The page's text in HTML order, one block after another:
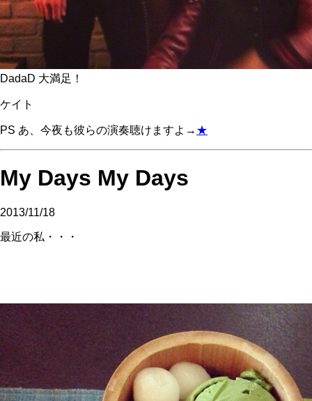
DadaD 大満足！
ケイト
PS あ、今夜も彼らの演奏聴けますよ→ ★
My Days My Days
2013/11/18
最近の私・・・